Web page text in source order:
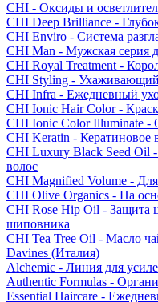
CHI - Оксиды и
CHI Deep Brilliance -
CHI Enviro - Система
CHI Man - Мужская серия
CHI Royal Treatment -
CHI Styling -
CHI Infra - Ежедневный
CHI Ionic Hair Color -
CHI Ionic Color Illuminate -
CHI Keratin - Кератиновое
CHI Luxury Black Seed Oil
волос
CHI Magnified Volume -
CHI Olive Organics - На
CHI Rose Hip Oil - Защита
шиповника
CHI Tea Tree Oil - Масло
Davines (Италия)
Alchemic - Линия для
Authentic Formulas -
Essential Haircare -